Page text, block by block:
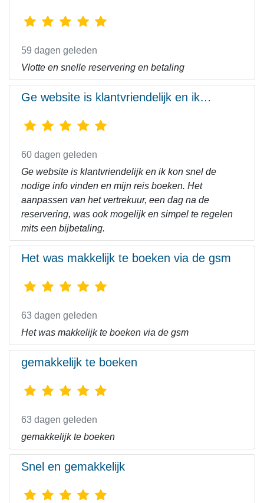
59 dagen geleden
Vlotte en snelle reservering en betaling
Ge website is klantvriendelijk en ik…
60 dagen geleden
Ge website is klantvriendelijk en ik kon snel de
nodige info vinden en mijn reis boeken. Het
aanpassen van het vertrekuur, een dag na de
reservering, was ook mogelijk en simpel te regelen
mits een bijbetaling.
Het was makkelijk te boeken via de gsm
63 dagen geleden
Het was makkelijk te boeken via de gsm
gemakkelijk te boeken
63 dagen geleden
gemakkelijk te boeken
Snel en gemakkelijk